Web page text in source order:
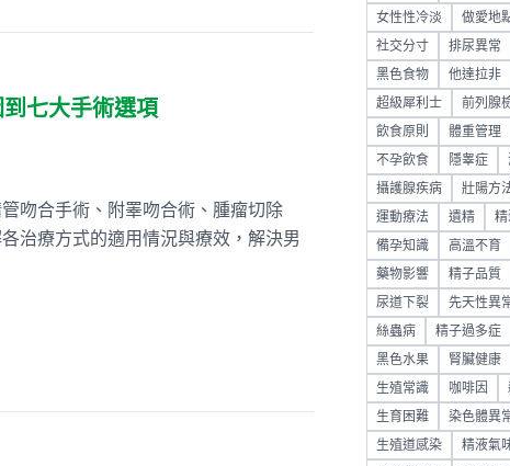
七大手術選項
吻合手術、附睪吻合術、腫瘤切除
治療方式的適用情況與療效，解決男
女性性冷淡 做愛地
社交分寸 排尿異常
黑色食物 他達拉非
超級犀利士 前列腺
飲食原則 體重管理
不孕飲食 隱睾症
攝護腺疾病 壯陽方
運動療法 遺精 精
備孕知識 高溫不育
藥物影響 精子品質
尿道下裂 先天性異
絲蟲病 精子過多症
黑色水果 腎臟健康
生殖常識 咖啡因
生育困難 染色體異
生殖道感染 精液氣